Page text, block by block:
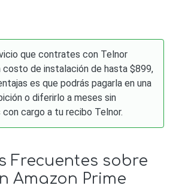
que contrates con Telnor
costo de instalación de hasta $899,
es que podrás pagarla en una
o diferirlo a meses sin
cargo a tu recibo Telnor.
Frecuentes sobre
Amazon Prime